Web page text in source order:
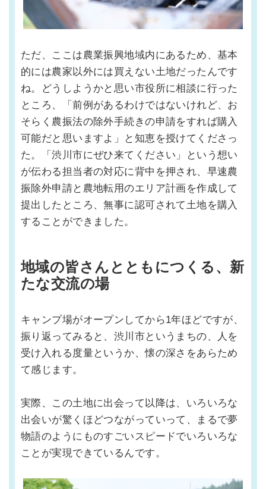
ただ、ここは農業振興地域内にあるため、基本
的には農家以外には買えない土地だったんです
ね。どうしようかと思い市役所に相談に行った
ところ、「前例があるわけではないけれど、お
そらく農振法の除外手続きの申請をすれば購入
可能だと思いますよ」と知恵を授けてくださっ
た。「渋川市にぜひ来てください」という想い
が伝わる担当者の対応に背中を押され、早速農
振除外申請と農地転用のエリア計画を作成して
提出したところ、無事に認可されて土地を購入
することができました。
地域の皆さんとともにつくる、新
たな交流の場
キャンプ場がオープンしてから1年ほどですが、
振り返ってみると、渋川市というまちの、人を
受け入れる度量というか、懐の深さをあらため
て感じます。
実際、この土地に出会って以降は、いろいろな
出会いが驚くほどつながっていって、まるで夢
物語のようにものすごいスピードでいろいろな
ことが実現できているんです。